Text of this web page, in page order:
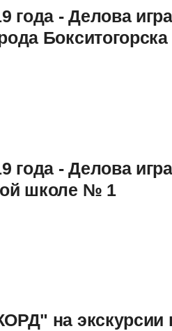
года - Делова
Бокситогорска
года - Делова
школе № 1
на экскурсии